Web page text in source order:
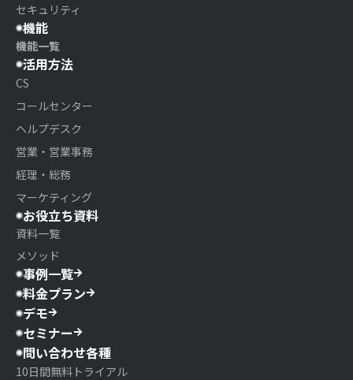
セキュリティ
機能
機能一覧
活用方法
CS
コールセンター
ヘルプデスク
営業・営業事務
経理・総務
マーケティング
お役立ち資料
資料一覧
メソッド
事例一覧
料金プラン
デモ
セミナー
問い合わせ各種
10日間無料トライアル